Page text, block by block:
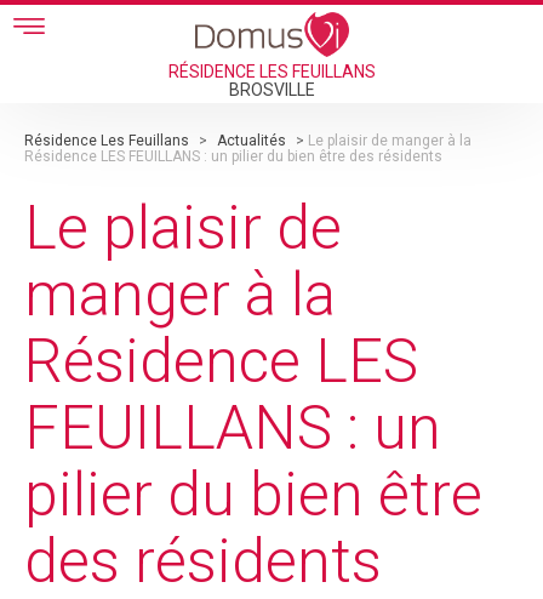
Skip to main content
RÉSIDENCE LES FEUILLANS
BROSVILLE
Résidence Les Feuillans > Actualités > Le plaisir de manger à la
Résidence LES FEUILLANS : un pilier du bien être des résidents
Le plaisir de
manger à la
Résidence LES
FEUILLANS : un
pilier du bien être
des résidents